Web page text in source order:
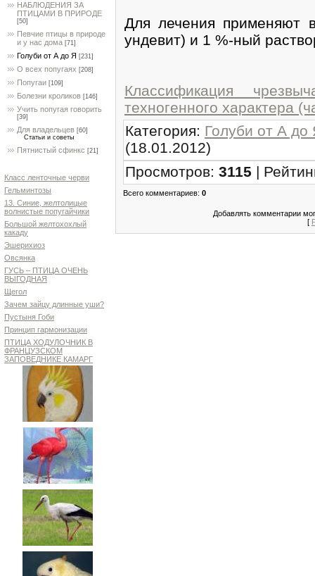
НАБЛЮДЕНИЯ ЗА
ПТИЦАМИ В ПРИРОДЕ
[50]
Певчие птицы в природе
и у нас дома [71]
Голуби от А до Я [231]
О всех попугаях [208]
Попугаи [109]
Болезни кроликов [146]
Учить попугая говорить
[39]
Для владельцев [60]
Статьи и советы
Пятнистый сфинкс [21]
Класс ленточные черви
Гельминтозы
13. Синие, желтолицые
волнистые попугайчики
Большой желтохохлый
какаду
Эшерихиоз
Овсянка
ГУСЬ – ПТИЦА ОЧЕНЬ
ВЫГОДНАЯ
Щегол
Зачем зайцу длинные уши?
Пустыня Гоби
Принцип гармонизации
ПТИЦА ХОДУЛОЧНИК В
ФРАНЦУЗСКОМ
ЗАПОВЕДНИКЕ КАМАРГ
Для лечения применяют
ундевит) и 1 %-ный
Классификация
техногенного характера
Категория: Голуби от А до
(18.01.2012)
Просмотров: 3115 |
Всего комментариев: 0
Добавлять комментарии
[